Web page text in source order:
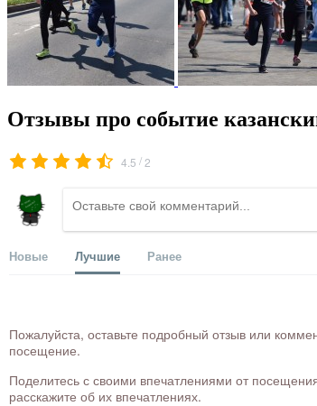
Отзывы про событие
4.5 /2
Новые Лучшие Ранее
Пожалуйста, оставьте подробный отзыв или
посещение.
Поделитесь с своими впечатлениями от
расскажите об их впечатлениях.